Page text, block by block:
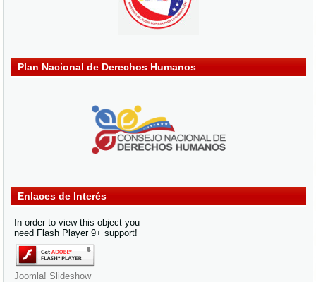
Plan Nacional de Derechos Humanos
Enlaces de Interés
In order to view this object you
need Flash Player 9+ support!
Joomla! Slideshow